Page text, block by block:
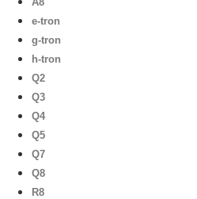
e-tron
g-tron
h-tron
Q2
Q3
Q4
Q5
Q7
Q8
R8